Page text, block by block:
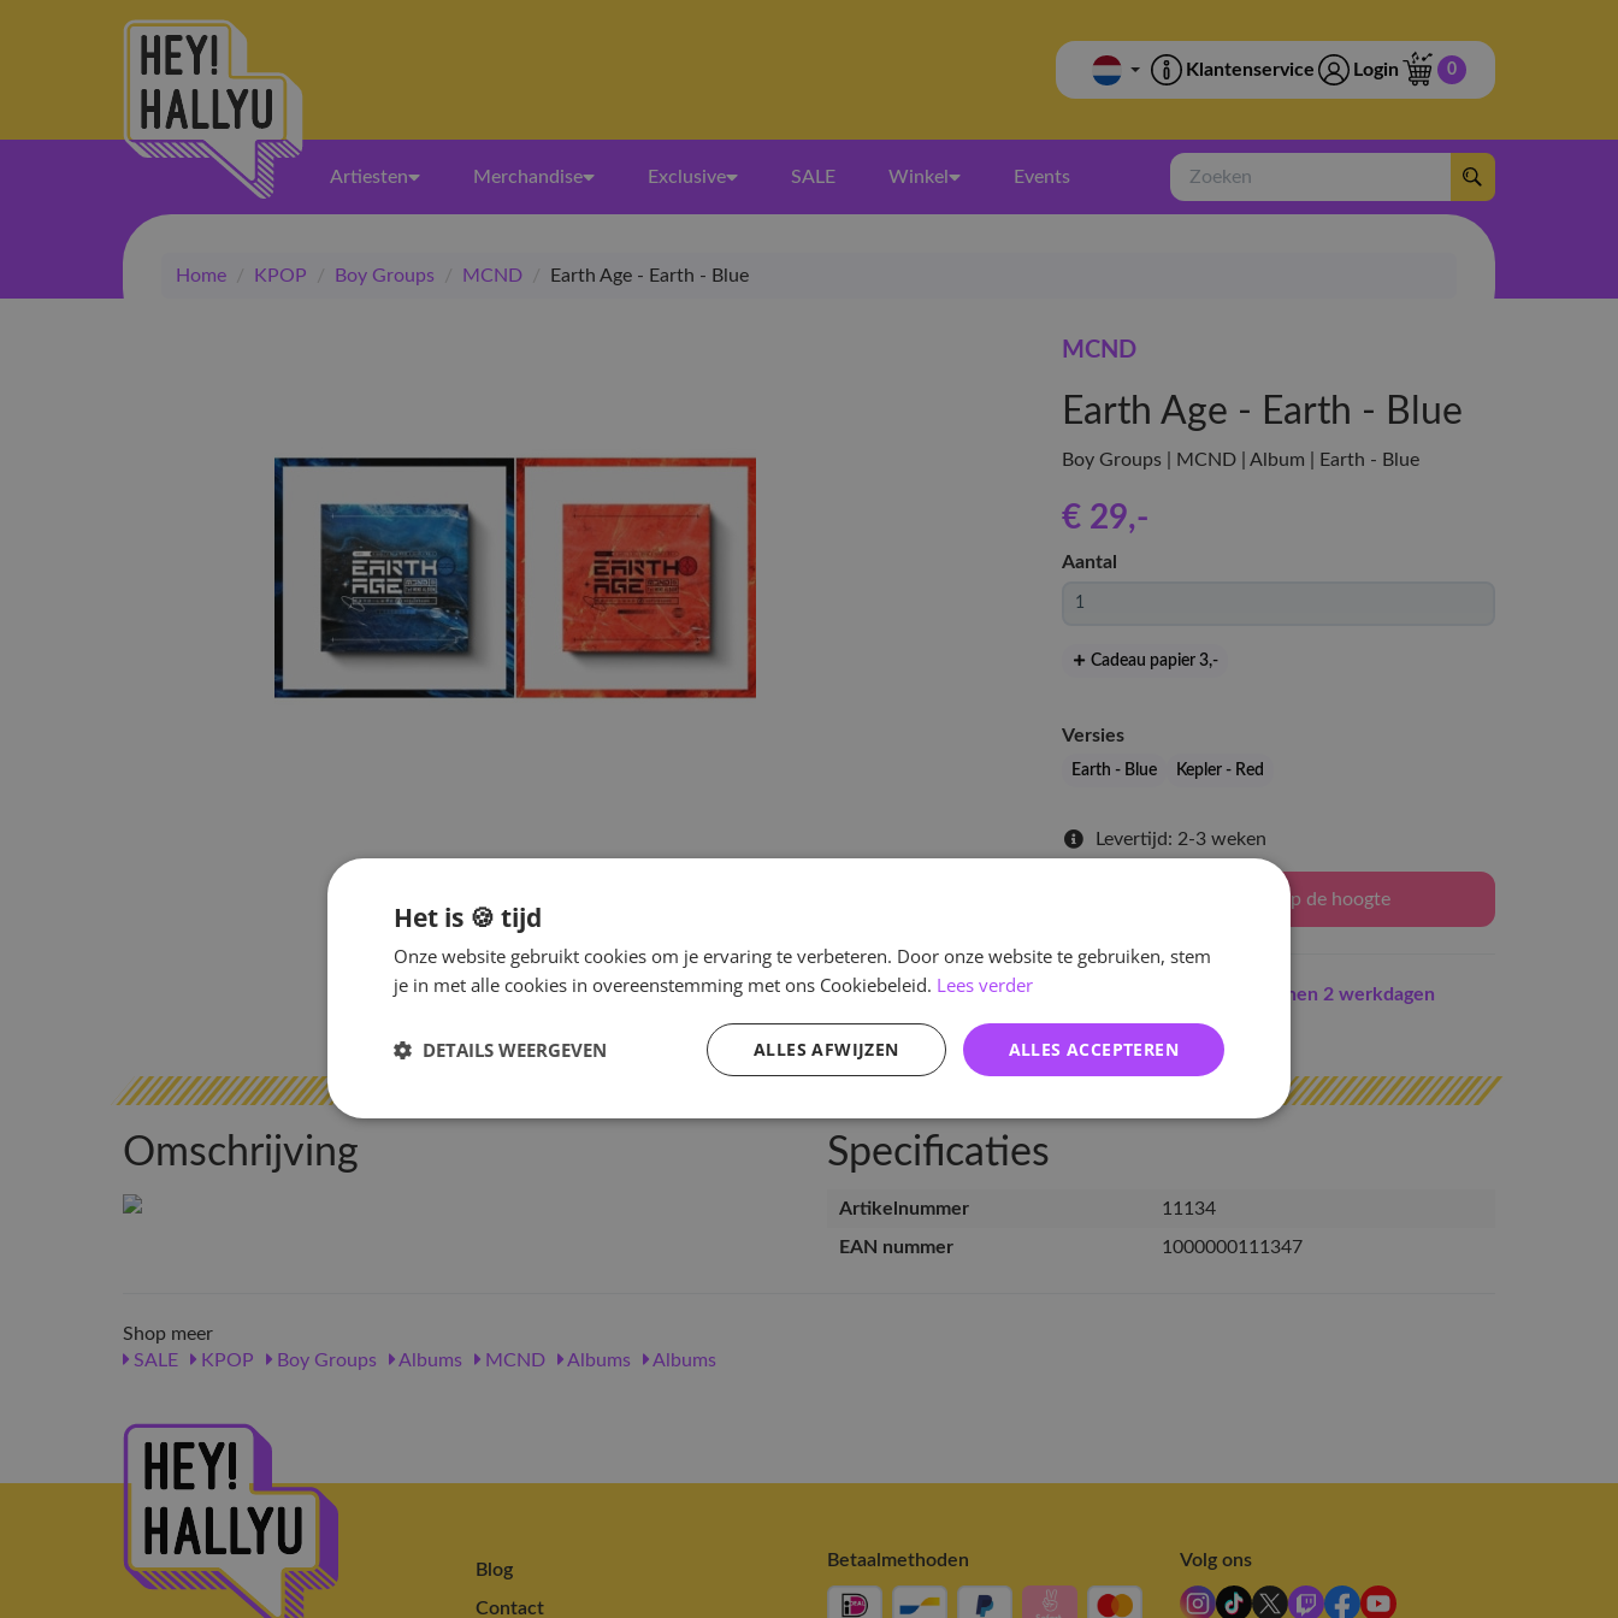
Klantenservice Login 0
Artiesten Merchandise Exclusive SALE Winkel Events
Zoeken
Home / KPOP / Boy Groups / MCND / Earth Age - Earth - Blue
MCND
Earth Age - Earth - Blue
Boy Groups | MCND | Album | Earth - Blue
€ 29,-
Aantal
Cadeau papier 3,-
Versies
Earth - Blue Kepler - Red
Levertijd: 2-3 weken
Houd mij op de hoogte
binnen 2 werkdagen
verzonden
Omschrijving Specificaties
Artikelnummer
11134
EAN nummer
1000000111347
Shop meer
SALE
KPOP Boy Groups Albums MCND Albums Albums
Blog
Contact
Betaalmethoden Volg ons
Het is 🍪 tijd
Onze website gebruikt cookies om je ervaring te verbeteren. Door onze website te gebruiken, stem
je in met alle cookies in overeenstemming met ons Cookiebeleid. Lees verder
ALLES ACCEPTEREN
ALLES AFWIJZEN
DETAILS WEERGEVEN